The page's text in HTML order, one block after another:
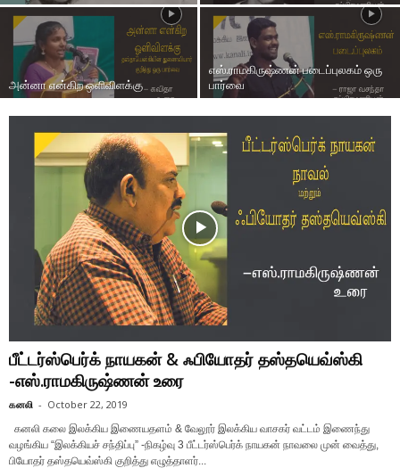
அன்னா என்கிற ஒளிவிளக்கு
எஸ்.ராமகிருஷ்ணன் படைப்புலகம் ஒரு
பார்வை
பீட்டர்ஸ்பெர்க் நாயகன் & ஃபியோதர் தஸ்தயெவ்ஸ்கி
-எஸ்.ராமகிருஷ்ணன் உரை
கனலி - October 22, 2019
கனலி கலை இலக்கிய இணையதளம் & வேலூர் இலக்கிய வாசகர் வட்டம் இணைந்து
வழங்கிய “இலக்கியச் சந்திப்பு” -நிகழ்வு 3 பீட்டர்ஸ்பெர்க் நாயகன் நாவலை முன் வைத்து,
பியோதர் தஸ்தயெவ்ஸ்கி குறித்து எழுத்தாளர்...